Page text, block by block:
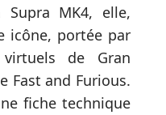
Supra MK4, elle,
icône, portée par
de Gran
Fast and Furious.
fiche technique